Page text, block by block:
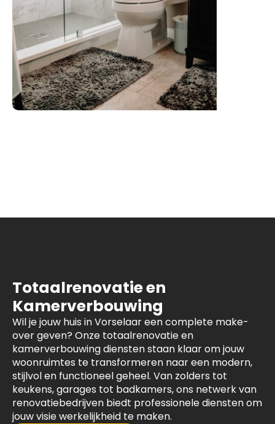
Totaalrenovatie en
Kamerverbouwing
Wil je jouw huis in Vorselaar een complete make-
over geven? Onze totaalrenovatie en
kamerverbouwing diensten staan klaar om jouw
woonruimtes te transformeren naar een modern,
stijlvol en functioneel geheel. Van zolders tot
keukens, garages tot badkamers, ons netwerk van
renovatiebedrijven biedt professionele diensten om
jouw visie werkelijkheid te maken.